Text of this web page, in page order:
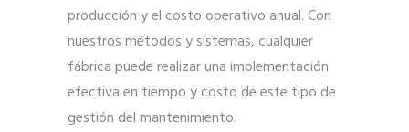
producción y el costo operativo anual. Con
nuestros métodos y sistemas, cualquier
fábrica puede realizar una implementación
efectiva en tiempo y costo de este tipo de
gestión del mantenimiento.